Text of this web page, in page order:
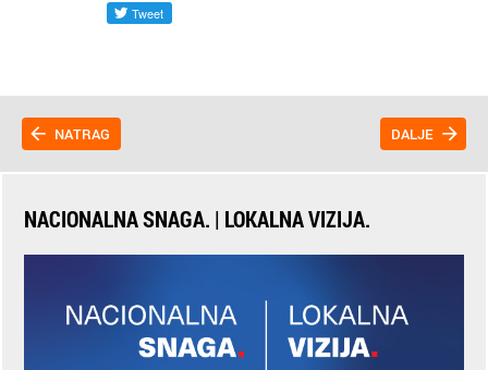
NATRAG DALJE
NACIONALNA SNAGA. | LOKALNA VIZIJA.